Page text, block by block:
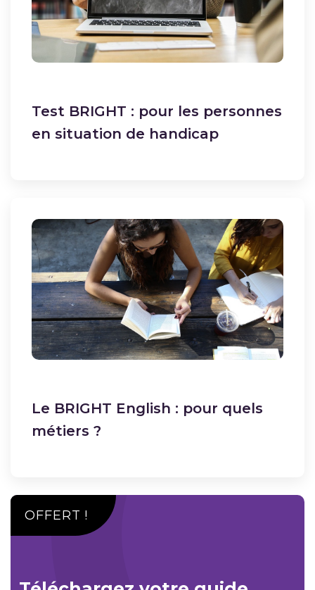
Test BRIGHT : pour les personnes
en situation de handicap
Le BRIGHT English : pour quels
métiers ?
OFFERT !